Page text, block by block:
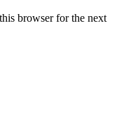
browser for the next